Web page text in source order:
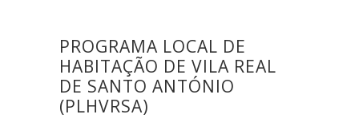
PROGRAMA LOCAL DE
HABITAÇÃO DE VILA REAL
DE SANTO ANTÓNIO
(PLHVRSA)